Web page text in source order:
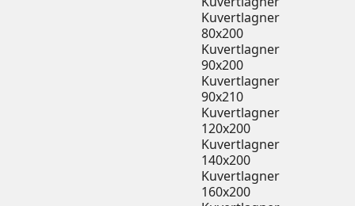
Kuvertlagner
80x200
Kuvertlagner
90x200
Kuvertlagner
90x210
Kuvertlagner
120x200
Kuvertlagner
140x200
Kuvertlagner
160x200